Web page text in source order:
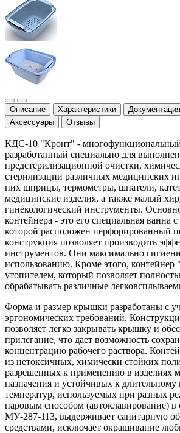
Описание Характеристики Документация
Аксессуары
Отзывы
КДС-10 "Кронт" - многофункциональный
разработанный специально для
предстерилизационной очистки,
стерилизации различных медицинских
них шприцы, термометры, шпатели,
медицинские изделия, а также малый
гинекологический инструменты.
контейнера - это его специальная ванна
которой расположен перфорированный
конструкция позволяет производить
инструментов. Они максимально
использованию. Кроме этого,
утопителем, который позволяет
обрабатывать различные
Форма и размер крышки разработаны с
эргономических требований.
позволяет легко закрывать крышку и
прилегание, что дает возможность
концентрацию рабочего раствора.
из нетоксичных, химически стойких
разрешенных к применению в изделиях
назначения и устойчивых к длительному
температур, используемых при разных
паровым способом (автоклавирование) в
МУ-287-113, выдерживает санитарную
средствами, исключает окрашивание